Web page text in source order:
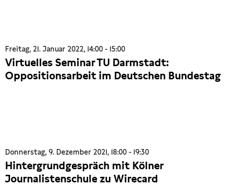
Freitag, 21. Januar 2022, 14:00 - 15:00
Virtuelles Seminar TU Darmstadt:
Oppositionsarbeit im Deutschen Bundestag
Donnerstag, 9. Dezember 2021, 18:00 - 19:30
Hintergrundgespräch mit Kölner
Journalistenschule zu Wirecard